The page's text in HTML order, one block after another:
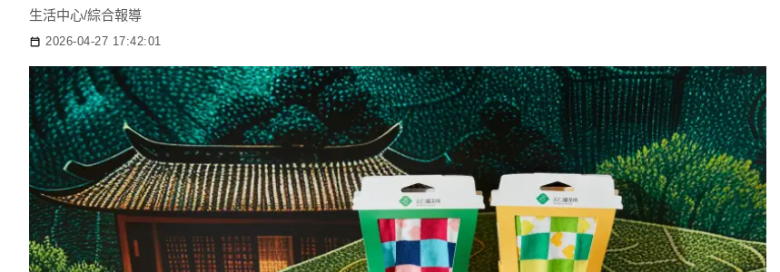
生活中心/綜合報導
2026-04-27 17:42:01